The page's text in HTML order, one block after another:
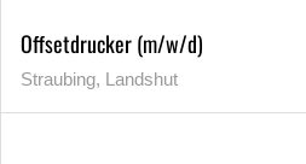
Offsetdrucker (m/w/d)
Straubing, Landshut